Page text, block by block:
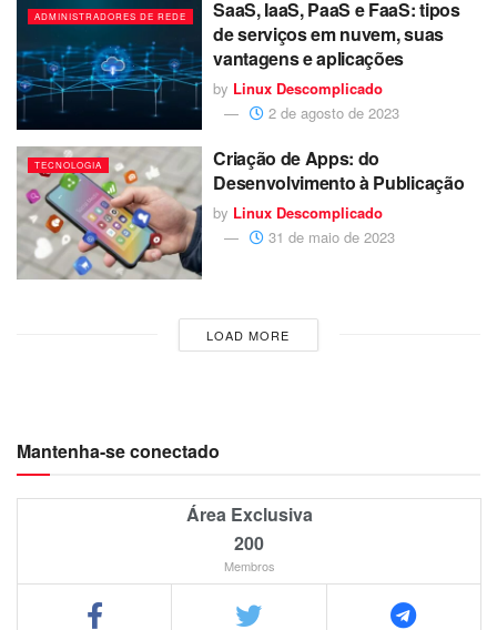
ADMINISTRADORES DE REDE
SaaS, IaaS, PaaS e FaaS: tipos
de serviços em nuvem, suas
vantagens e aplicações
by Linux Descomplicado
2 de agosto de 2023
TECNOLOGIA
Criação de Apps: do
Desenvolvimento à Publicação
by Linux Descomplicado
31 de maio de 2023
LOAD MORE
Mantenha-se conectado
Área Exclusiva
200
Membros